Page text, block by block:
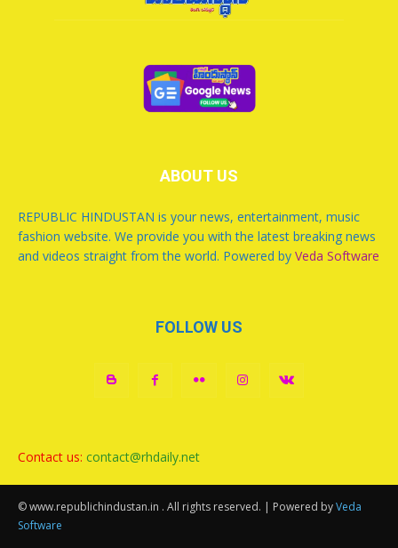
ABOUT US
REPUBLIC HINDUSTAN is your news, entertainment, music
fashion website. We provide you with the latest breaking news
and videos straight from the world. Powered by Veda Software
FOLLOW US
Contact us: contact@rhdaily.net
© www.republichindustan.in . All rights reserved. | Powered byVeda
Software